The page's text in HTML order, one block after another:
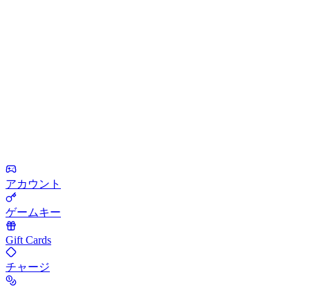
アカウント
ゲームキー
Gift Cards
チャージ